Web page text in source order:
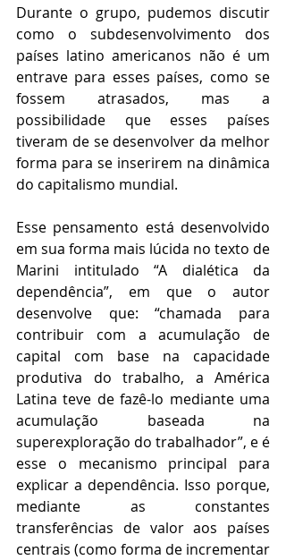
Durante o grupo, pudemos discutir
como o subdesenvolvimento dos
países latino americanos não é um
entrave para esses países, como se
fossem atrasados, mas a
possibilidade que esses países
tiveram de se desenvolver da melhor
forma para se inserirem na dinâmica
do capitalismo mundial.
Esse pensamento está desenvolvido
em sua forma mais lúcida no texto de
Marini intitulado “A dialética da
dependência”, em que o autor
desenvolve que: “chamada para
contribuir com a acumulação de
capital com base na capacidade
produtiva do trabalho, a América
Latina teve de fazê-lo mediante uma
acumulação baseada na
superexploração do trabalhador”, e é
esse o mecanismo principal para
explicar a dependência. Isso porque,
mediante as constantes
transferências de valor aos países
centrais (como forma de incrementar